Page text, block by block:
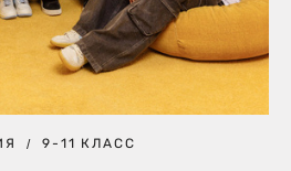
9-11 КЛАСС